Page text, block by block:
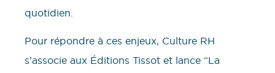
quotidien.
Pour répondre à ces enjeux, Culture RH
s’associe aux Éditions Tissot et lance “La